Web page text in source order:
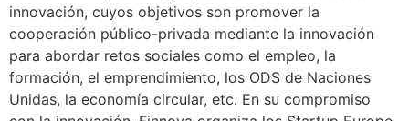
innovación, cuyos objetivos son promover la
cooperación público-privada mediante la innovación
para abordar retos sociales como el empleo, la
formación, el emprendimiento, los ODS de Naciones
Unidas, la economía circular, etc. En su compromiso